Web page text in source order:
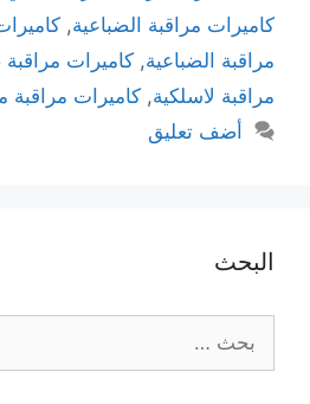
كاميرات مراقبة الضباعية,
مراقبة الضباعية, كاميرات
مراقبة لاسلكية, كاميرات مراقبة
أضف تعليق
البحث